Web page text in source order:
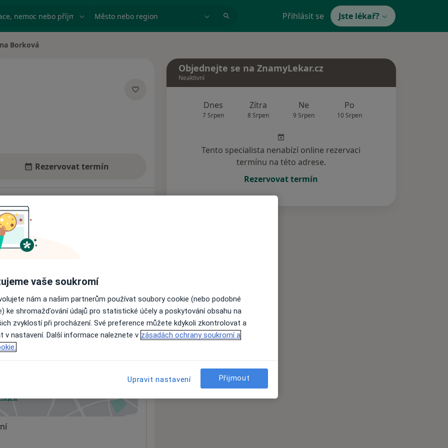
nemoc nebo příjmení Město nebo region Přihlásit se Jste lékař?
Borková
Rezervovat termín
nejsou k dispozici
informace o svých službách.
v nové záložce
Objednejte se na ZnamyLekar.cz
Neaktivní
Dnes
7 Srpen
Zítra
8 Srpen
Ne
9 Srpen
Po
10 Srpen
Tento specialista nenabízí online rezervaci
termínu na této adrese.
Rezervovat termín
vaše soukromí
nám a našim partnerům používat soubory cookie (nebo podobné
ke shromažďování údajů pro statistické účely a poskytování obsahu na
zvyklostí při procházení. Své preference můžete kdykoli zkontrolovat a
v nastavení. Další informace naleznete v zásadách ochrany soukromí a
Upravit nastavení Přijmout